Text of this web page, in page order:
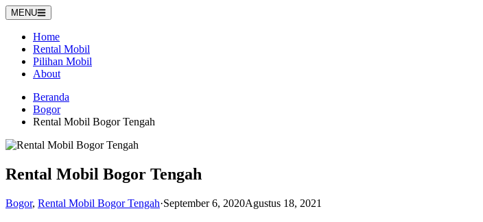
Langsung
ke
konten
MENU
Home
Rental Mobil
Pilihan Mobil
About
Beranda
Bogor
Rental Mobil Bogor Tengah
Rental Mobil Bogor Tengah
Bogor, Rental Mobil Bogor Tengah·September 6, 2020Agustus 18, 2021